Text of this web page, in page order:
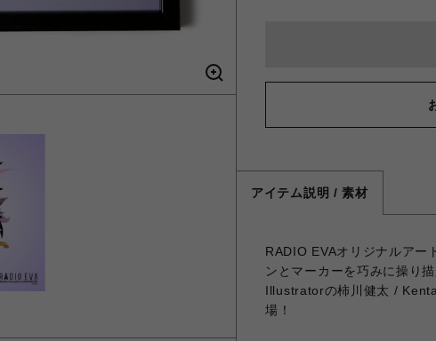
アイテム説明 / 素材
RADIO EVAオリジナルアー
ンとマーカーを巧みに操り
Illustratorの柿川健太 /
場！